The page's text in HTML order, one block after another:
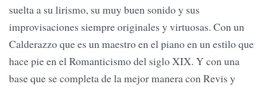
suelta a su lirismo, su muy buen sonido y sus
improvisaciones siempre originales y virtuosas. Con un
Calderazzo que es un maestro en el piano en un estilo que
hace pie en el Romanticismo del siglo XIX. Y con una
base que se completa de la mejor manera con Revis y